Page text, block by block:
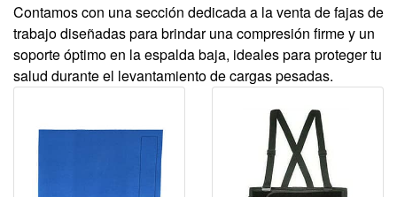
Contamos con una sección dedicada a la venta de fajas de
trabajo diseñadas para brindar una compresión firme y un
soporte óptimo en la espalda baja, ideales para proteger tu
salud durante el levantamiento de cargas pesadas.